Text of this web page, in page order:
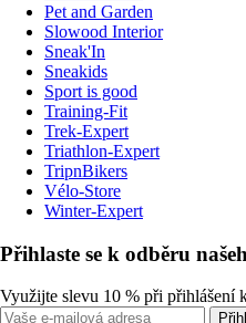
Pet and Garden
Slowood Interior
Sneak'In
Sneakids
Sport is good
Training-Fit
Trek-Expert
Triathlon-Expert
TripnBikers
Vélo-Store
Winter-Expert
Přihlaste se k odběru
Využijte slevu 10 % při přihlášení